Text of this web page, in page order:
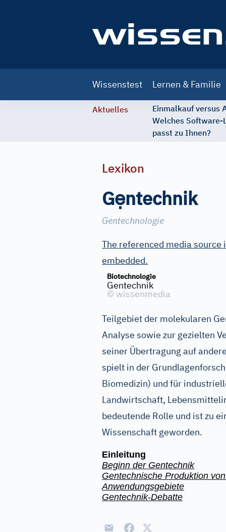
navigation
Wissenstest Lernen & Familie
Aktuelles
Einmalkauf versus
Welches Software-
passt zu Ihnen?
Lexikon
Gẹntechnik
Gentechnologie
The referenced media source
embedded.
Biotechnologie
Gentechnik
© wissenmedia
Teilgebiet der molekularen
Analyse sowie zur gezielten
seiner Übertragung auf
spielt in der
Biomedizin) und für
Landwirtschaft,
bedeutende Rolle und ist zu
Wissenschaft geworden.
Einleitung
Beginn der Gentechnik
Gentechnische Produktion
Anwendungsgebiete
Gentechnik-Debatte